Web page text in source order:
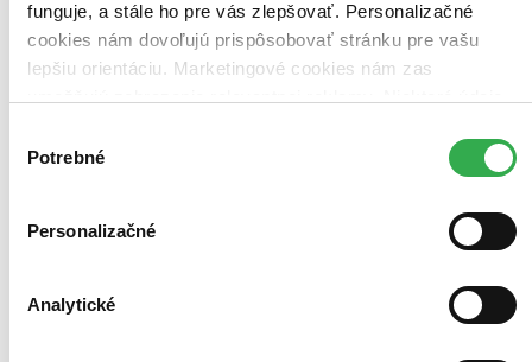
funguje, a stále ho pre vás zlepšovať. Personalizačné
cookies nám dovoľujú prispôsobovať stránku pre vašu
lepšiu orientáciu. Marketingové cookies nám zas
keby sme mohli používať všetky tieto cookies. Ďakujeme!
súhlasu
Potrebné
Personalizačné
Analytické